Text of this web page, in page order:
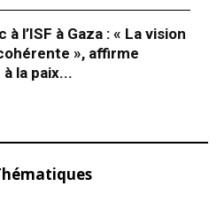
l’ISF à Gaza : « La vision
», affirme
la paix...